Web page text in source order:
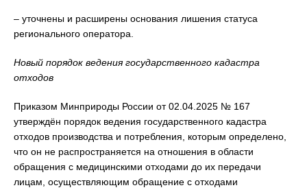
– уточнены и расширены основания лишения статуса
регионального оператора.
Новый порядок ведения государственного кадастра
отходов
Приказом Минприроды России от 02.04.2025 № 167
утверждён порядок ведения государственного кадастра
отходов производства и потребления, которым определено,
что он не распространяется на отношения в области
обращения с медицинскими отходами до их передачи
лицам, осуществляющим обращение с отходами